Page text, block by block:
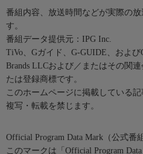
番組内容、放送時間などが実際の
す。
番組データ提供元：IPG Inc.
TiVo、Gガイド、G-GUIDE、およ
Brands LLCおよび／またはその関
たは登録商標です。
このホームページに掲載している
複写・転載を禁じます。
Official Program Data Mark（公式番
このマークは「Official Program